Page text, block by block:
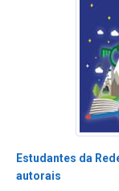
Estudantes da
autorais